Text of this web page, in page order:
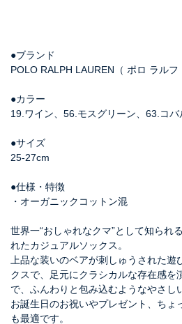
●ブランド
POLO RALPH LAUREN（ ポロ ラルフ
●カラー
19.ワイン、56.モスグリーン、63.コバ
●サイズ
25-27cm
●仕様・特徴
・オーガニックコットン混
世界一“おしゃれなクマ”として知られ
れたカジュアルソックス。
上品な装いのベアが刺しゅうされた遊
クスで、足元にクラシカルな存在感を
で、ふんわりと包み込むようなやさし
お誕生日のお祝いやプレゼント、ちょ
も最適です。